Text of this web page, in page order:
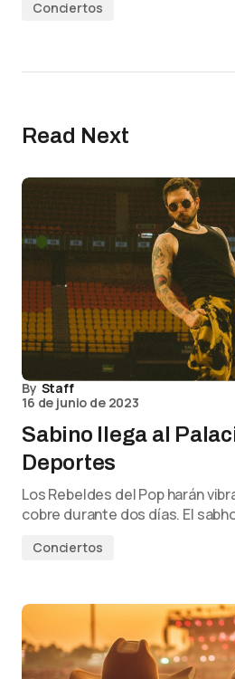
Conciertos
Read Next
By Staff
16 de junio de 2023
Sabino llega al
Deportes
Los Rebeldes del Pop harán
cobre durante dos días. El
Conciertos